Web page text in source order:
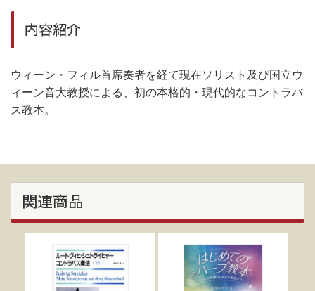
内容紹介
ウィーン・フィル首席奏者を経て現在ソリスト及び国立ウ
ィーン音大教授による、初の本格的・現代的なコントラバ
ス教本。
関連商品